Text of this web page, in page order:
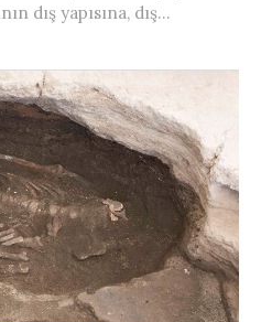
dış yapısına, dış...